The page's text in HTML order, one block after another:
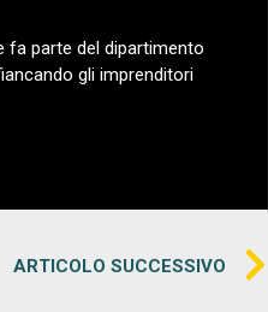
fa parte del dipartimento
gli imprenditori
ARTICOLO SUCCESSIVO